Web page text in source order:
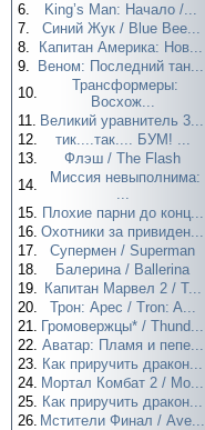
6.
King’s Man: Начало /...
7.
Синий Жук / Blue Bee...
8.
Капитан Америка: Нов...
9.
Веном: Последний тан...
10.
Трансформеры:
Восхож...
11. Великий уравнитель 3...
12.
тик....так.... БУМ! ...
13.
Флэш / The Flash
14.
Миссия невыполнима:
...
15. Плохие парни до конц...
16. Охотники за привиден...
17.
Супермен / Superman
18.
Балерина / Ballerina
19. Капитан Марвел 2 / T...
20.
Трон: Арес / Tron: A...
21. Громовержцы* / Thund...
22. Аватар: Пламя и пепе...
23. Как приручить дракон...
24. Мортал Комбат 2 / Mo...
25. Как приручить дракон...
26. Мстители Финал / Ave...